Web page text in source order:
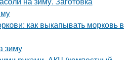
как выкапывать морковь в
зиму